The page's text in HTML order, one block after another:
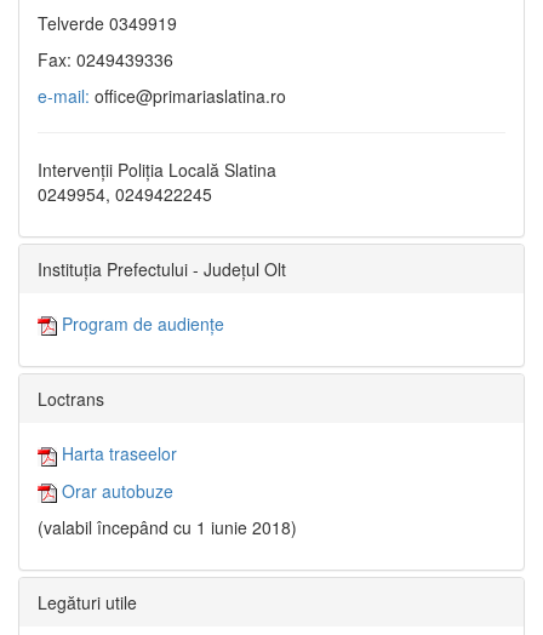
Telverde 0349919
Fax: 0249439336
e-mail: office@primariaslatina.ro
Intervenții Poliția Locală Slatina
0249954, 0249422245
Instituția Prefectului - Județul Olt
Program de audiențe
Loctrans
Harta traseelor
Orar autobuze
(valabil începând cu 1 iunie 2018)
Legături utile